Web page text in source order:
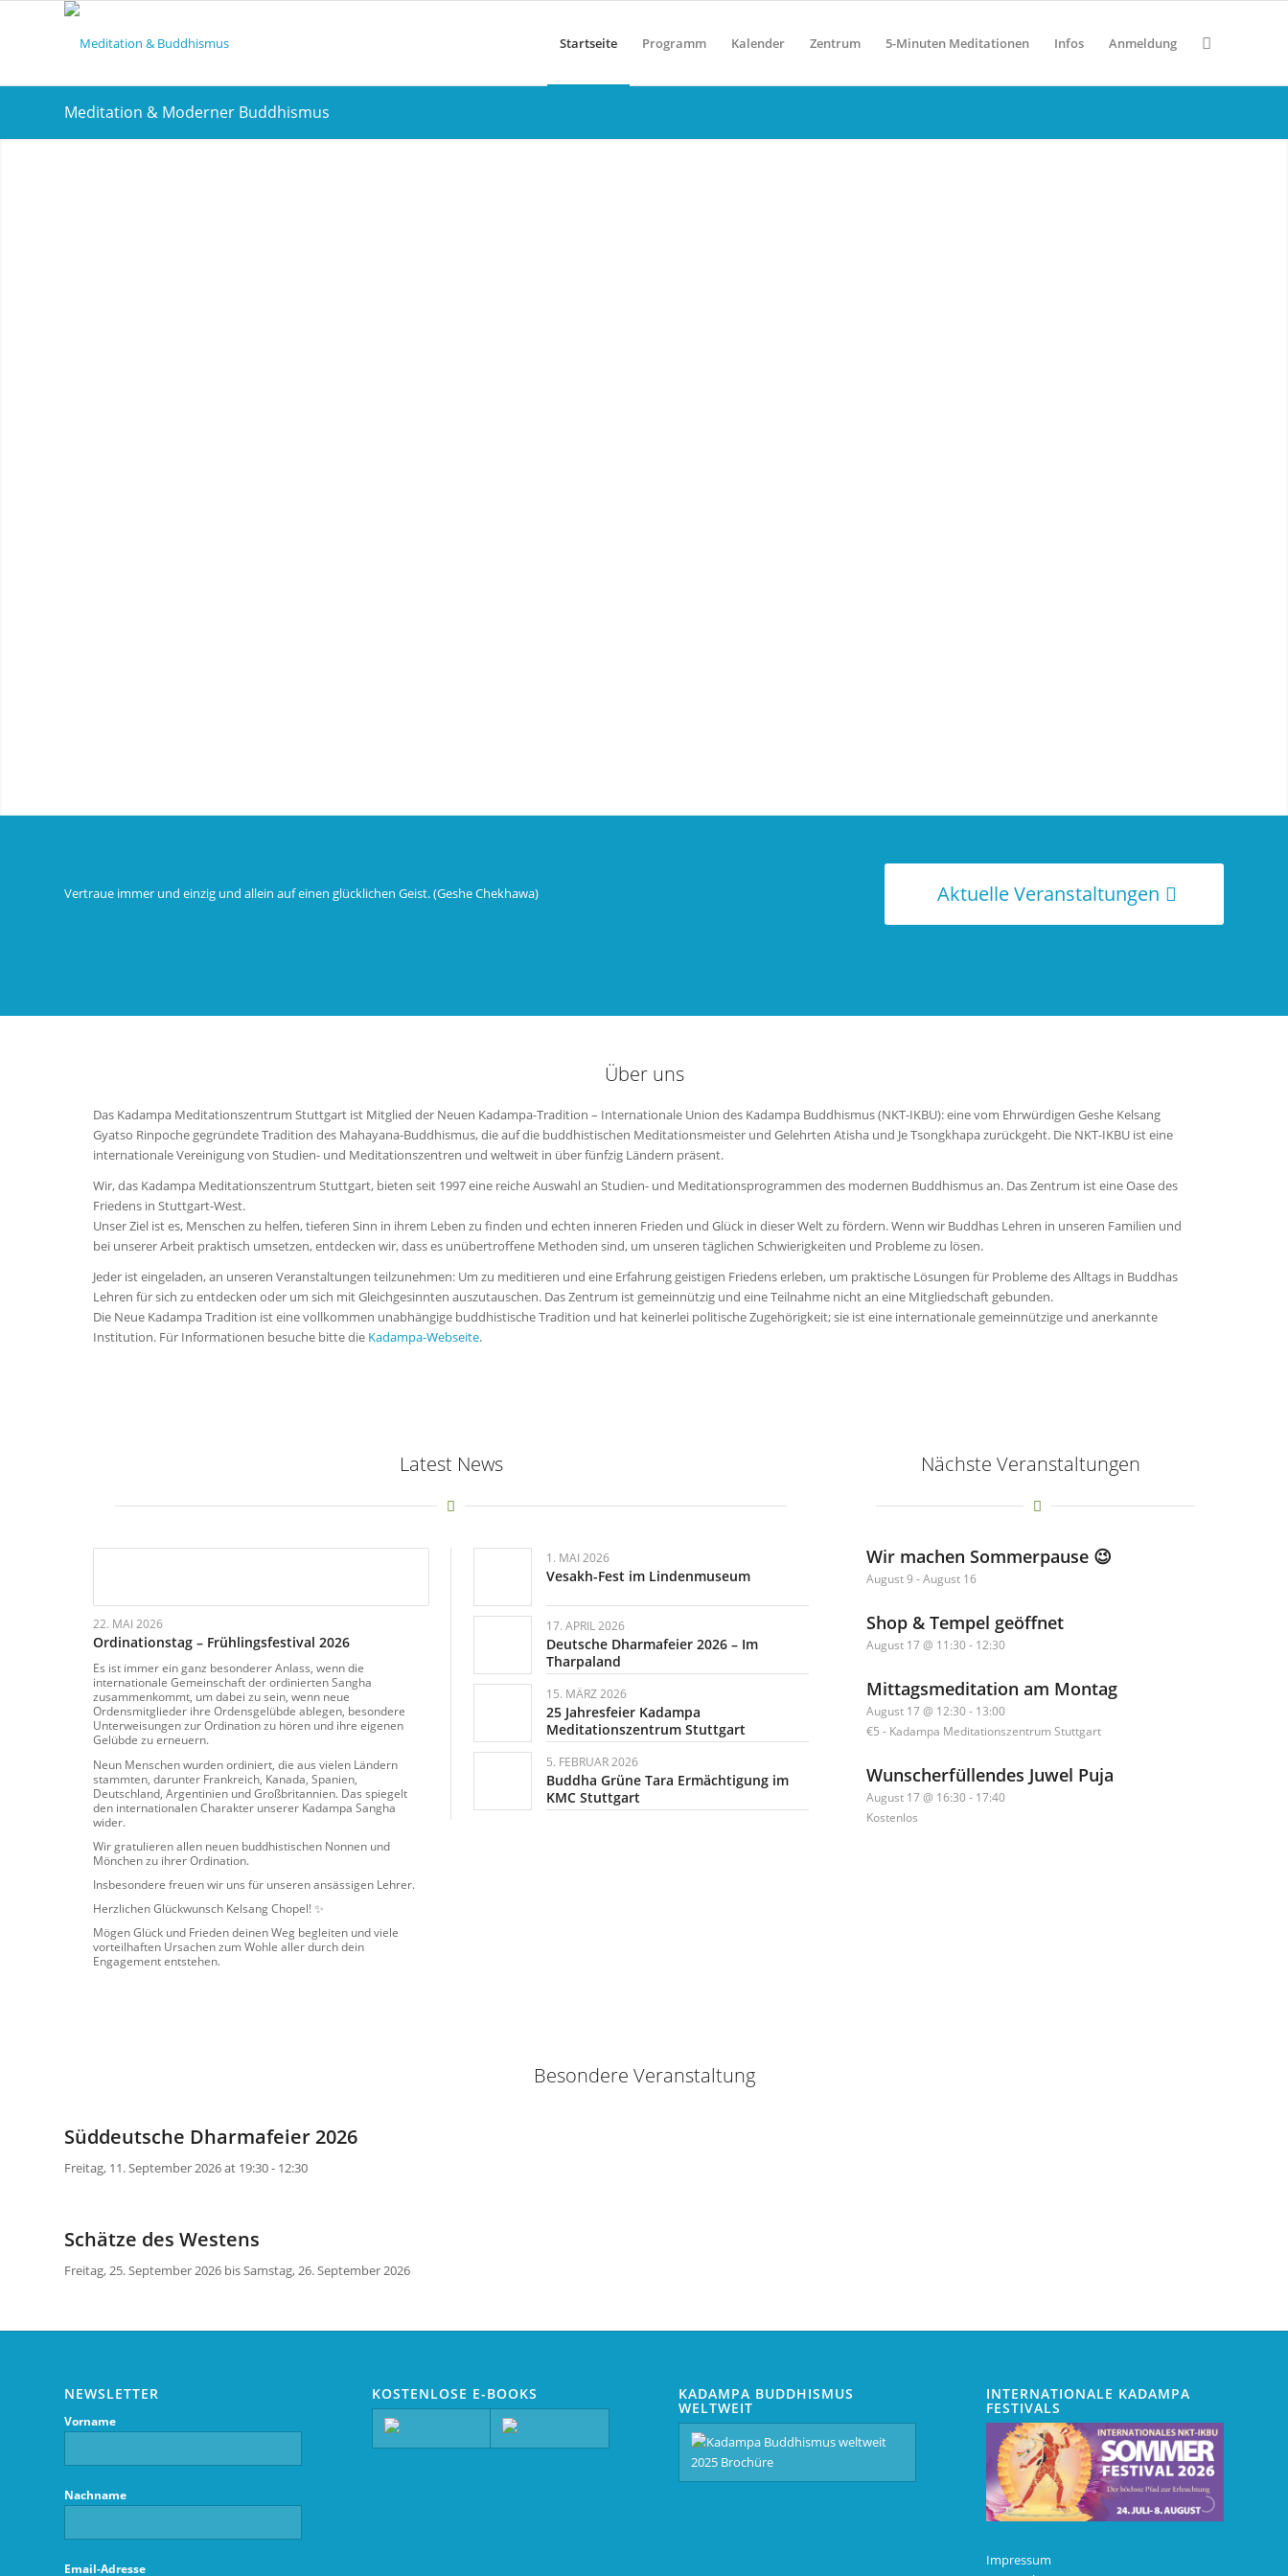
Startseite Programm Kalender Zentrum 5-Minuten Meditationen Infos Anmeldung
Meditation & Moderner Buddhismus
Vertraue immer und einzig und allein auf einen glücklichen Geist. (Geshe Chekhawa) Aktuelle Veranstaltungen
Über uns
Das Kadampa Meditationszentrum Stuttgart ist Mitglied der Neuen Kadampa-Tradition – Internationale Union des Kadampa Buddhismus (NKT-IKBU): eine vom Ehrwürdigen Geshe Kelsang
Gyatso Rinpoche gegründete Tradition des Mahayana-Buddhismus, die auf die buddhistischen Meditationsmeister und Gelehrten Atisha und Je Tsongkhapa zurückgeht. Die NKT-IKBU ist eine
internationale Vereinigung von Studien- und Meditationszentren und weltweit in über fünfzig Ländern präsent.
Wir, das Kadampa Meditationszentrum Stuttgart, bieten seit 1997 eine reiche Auswahl an Studien- und Meditationsprogrammen des modernen Buddhismus an. Das Zentrum ist eine Oase des
Friedens in Stuttgart-West.
Unser Ziel ist es, Menschen zu helfen, tieferen Sinn in ihrem Leben zu finden und echten inneren Frieden und Glück in dieser Welt zu fördern. Wenn wir Buddhas Lehren in unseren Familien und
bei unserer Arbeit praktisch umsetzen, entdecken wir, dass es unübertroffene Methoden sind, um unseren täglichen Schwierigkeiten und Probleme zu lösen.
Jeder ist eingeladen, an unseren Veranstaltungen teilzunehmen: Um zu meditieren und eine Erfahrung geistigen Friedens erleben, um praktische Lösungen für Probleme des Alltags in Buddhas
Lehren für sich zu entdecken oder um sich mit Gleichgesinnten auszutauschen. Das Zentrum ist gemeinnützig und eine Teilnahme nicht an eine Mitgliedschaft gebunden.
Die Neue Kadampa Tradition ist eine vollkommen unabhängige buddhistische Tradition und hat keinerlei politische Zugehörigkeit; sie ist eine internationale gemeinnützige und anerkannte
Institution. Für Informationen besuche bitte die Kadampa-Webseite.
Latest News
22. MAI 2026
Ordinationstag – Frühlingsfestival 2026
Es ist immer ein ganz besonderer Anlass, wenn die
internationale Gemeinschaft der ordinierten Sangha
zusammenkommt, um dabei zu sein, wenn neue
Ordensmitglieder ihre Ordensgelübde ablegen, besondere
Unterweisungen zur Ordination zu hören und ihre eigenen
Gelübde zu erneuern.
Neun Menschen wurden ordiniert, die aus vielen Ländern
stammten, darunter Frankreich, Kanada, Spanien,
Deutschland, Argentinien und Großbritannien. Das spiegelt
den internationalen Charakter unserer Kadampa Sangha
wider.
Wir gratulieren allen neuen buddhistischen Nonnen und
Mönchen zu ihrer Ordination.
Insbesondere freuen wir uns für unseren ansässigen Lehrer.
Herzlichen Glückwunsch Kelsang Chopel! ✨
Mögen Glück und Frieden deinen Weg begleiten und viele
vorteilhaften Ursachen zum Wohle aller durch dein
Engagement entstehen.
1. MAI 2026
Vesakh-Fest im Lindenmuseum
17. APRIL 2026
Deutsche Dharmafeier 2026 – Im
Tharpaland
15. MÄRZ 2026
25 Jahresfeier Kadampa
Meditationszentrum Stuttgart
5. FEBRUAR 2026
Buddha Grüne Tara Ermächtigung im
KMC Stuttgart
Nächste Veranstaltungen
Wir machen Sommerpause 😉
August 9 -August 16
Shop & Tempel geöffnet
August 17 @ 11:30- 12:30
Mittagsmeditation am Montag
August 17 @ 12:30- 13:00
€5 - Kadampa Meditationszentrum Stuttgart
Wunscherfüllendes Juwel Puja
August 17 @ 16:30- 17:40
Kostenlos
Besondere Veranstaltung
Süddeutsche Dharmafeier 2026
Freitag, 11. September 2026 at 19:30 - 12:30
Schätze des Westens
Freitag, 25. September 2026 bis Samstag, 26. September 2026
NEWSLETTER
Vorname
Nachname
Email-Adresse
KOSTENLOSE E-BOOKS KADAMPA BUDDHISMUS
WELTWEIT
INTERNATIONALE KADAMPA
FESTIVALS
Impressum